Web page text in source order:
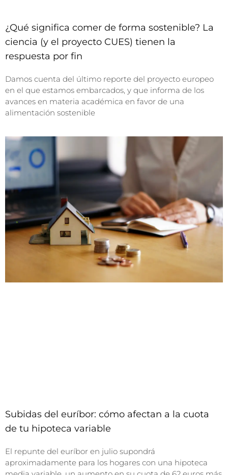
¿Qué significa comer de forma sostenible? La
ciencia (y el proyecto CUES) tienen la
respuesta por fin
Damos cuenta del último reporte del proyecto europeo
en el que estamos embarcados, y que informa de los
avances en materia académica en favor de una
alimentación sostenible
Subidas del euríbor: cómo afectan a la cuota
de tu hipoteca variable
El repunte del euríbor en julio supondrá
aproximadamente para los hogares con una hipoteca